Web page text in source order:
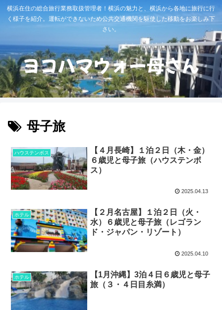
横浜在住の総合旅行業務取扱管理者！横浜の魅力と、横浜から各地に旅行に行
く様子を紹介。運転ができないため公共交通機関を駆使した移動をお楽しみ下
さい。
母子旅
ハウステンボス
【４月長崎】１泊２日（木・金）
６歳児と母子旅（ハウステンボ
ス）
2025.04.13
ホテル
【２月名古屋】１泊２日（火・
水）６歳児と母子旅（レゴラン
ド・ジャパン・リゾート）
2025.04.10
ホテル
【1月沖縄】3泊４日６歳児と母子
旅（３・４日目糸満）